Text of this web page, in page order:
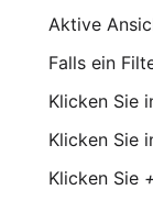
Aktive
Falls ein
Klicken Sie
Klicken Sie
Klicken Sie +